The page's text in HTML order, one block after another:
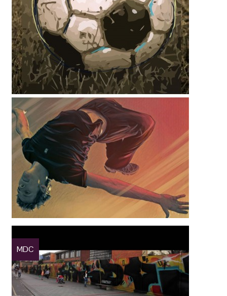
MDC